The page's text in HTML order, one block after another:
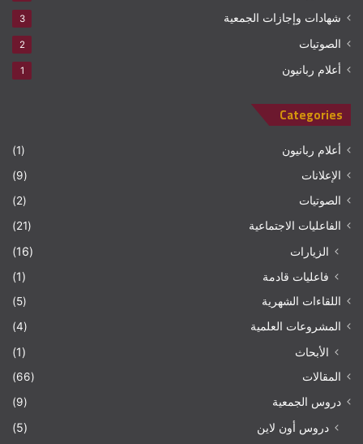
شهادات وإجازات الجمعية 3
الصوتيات 2
أعلام ربانيون 1
Categories
أعلام ربانيون
(1)
الإعلانات
(9)
الصوتيات
(2)
الفاعليات الاجتماعية
(21)
الزيارات
(16)
فاعليات قادمة
(1)
اللقاءات الشهرية
(5)
المشروعات العلمية
(4)
الأبحاث (1)
المقالات
(66)
دروس الجمعية
(9)
دروس أون لاين (5)